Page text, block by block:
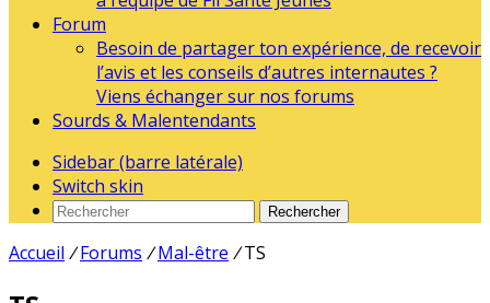
Forum
Besoin de partager ton expérience, de recevoir
l’avis et les conseils d’autres internautes ?
Viens échanger sur nos forums
Sourds & Malentendants
Sidebar (barre latérale)
Switch skin
Rechercher
Accueil / Forums / Mal-être / TS